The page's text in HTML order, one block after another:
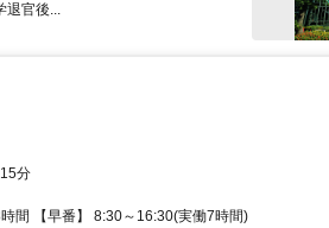
退官後...
分
間 【早番】 8:30～16:30(実働7時間)